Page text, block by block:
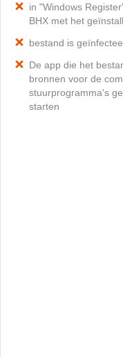
in "Windows
BHX met het
bestand is
De app die het
bronnen voor de
stuurprogramma's
starten